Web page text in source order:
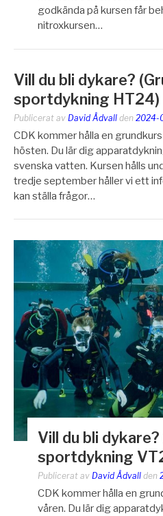
godkända på kursen får
nitroxkursen…
Vill du bli dykare?
sportdykning HT24)
Publicerat av David Ådvall den 2024-
CDK kommer hålla en
hösten. Du lär dig
svenska vatten. Kursen hålls
tredje september håller vi ett
kan ställa frågor…
Vill du bli
sportdykning
Publicerat av David Ådvall den
CDK kommer hålla en
våren. Du lär dig